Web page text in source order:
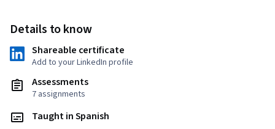
Details to know
Shareable certificate
Add to your LinkedIn profile
Assessments
7 assignments
Taught in Spanish